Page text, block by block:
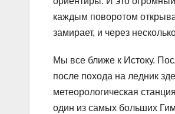
каждым поворотом
замирает, и через
Мы все ближе к Истоку.
после похода на ледник
метеорологическая
один из самых больших